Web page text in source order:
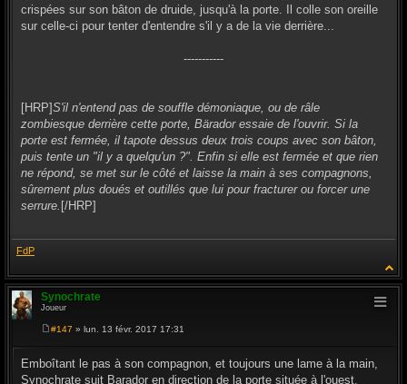
crispées sur son bâton de druide, jusqu'à la porte. Il colle son oreille
sur celle-ci pour tenter d'entendre s'il y a de la vie derrière...
-----------
[HRP]S'il n'entend pas de souffle démoniaque, ou de râle
zombiesque derrière cette porte, Bärador essaie de l'ouvrir. Si la
porte est fermée, il tapote dessus deux trois coups avec son bâton,
puis tente un "il y a quelqu'un ?". Enfin si elle est fermée et que rien
ne répond, se met sur le côté et laisse la main à ses compagnons,
sûrement plus doués et outillés que lui pour fracturer ou forcer une
serrure. [/HRP]
FdP
Synochrate
Joueur
s
s
a
#147 » lun. 13 févr. 2017 17:31
Emboîtant le pas à son compagnon, et toujours une lame à la main,
Synochrate suit Barador en direction de la porte située à l'ouest.